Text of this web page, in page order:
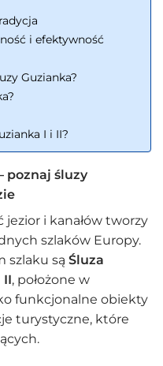
i efektywność
Guzianka?
I i II?
poznaj śluzy
jezior i kanałów tworzy
szlaków Europy.
szlaku są Śluza
II, położone w
funkcjonalne obiekty
turystyczne, które